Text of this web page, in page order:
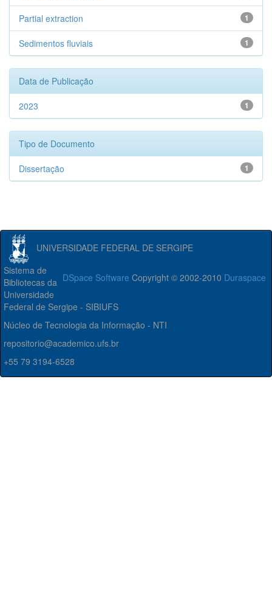
1
Partial extraction
1
Sedimentos fluviais
Data de Publicação
1
2023
Tipo de Documento
1
Dissertação
UNIVERSIDADE FEDERAL DE SERGIPE
DSpace Software Copyright © 2002-2010 Duraspace
Sistema de
Bibliotecas da
Universidade
Federal de Sergipe - SIBIUFS
Núcleo de Tecnologia da Informação - NTI
repositorio@academico.ufs.br
+55 79 3194-6528